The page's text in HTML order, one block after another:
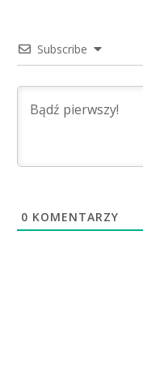
Subscribe
0 KOMENTARZY